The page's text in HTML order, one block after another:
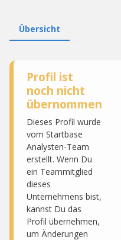
Übersicht
Profil ist
noch nicht
übernommen
Dieses Profil wurde
vom Startbase
Analysten-Team
erstellt. Wenn Du
ein Teammitglied
dieses
Unternehmens bist,
kannst Du das
Profil übernehmen,
um Änderungen